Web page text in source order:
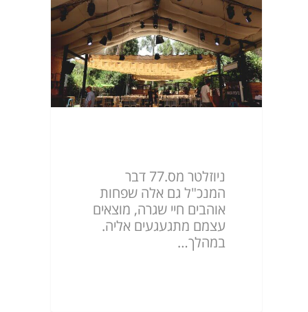
ניוזלטר מס.77 דבר
המנכ"ל גם אלה שפחות
אוהבים חיי שגרה, מוצאים
עצמם מתגעגעים אליה.
במהלך…